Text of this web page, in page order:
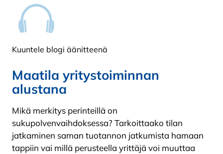
Kuuntele blogi äänitteenä
Maatila yritystoiminnan
alustana
Mikä merkitys perinteillä on
sukupolvenvaihdoksessa? Tarkoittaako tilan
jatkaminen saman tuotannon jatkumista hamaan
tappiin vai millä perusteella yrittäjä voi muuttaa